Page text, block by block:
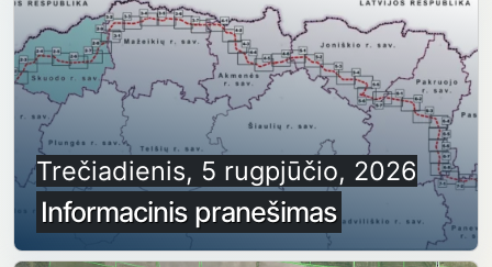
Trečiadienis, 5 rugpjūčio, 2026
Informacinis pranešimas